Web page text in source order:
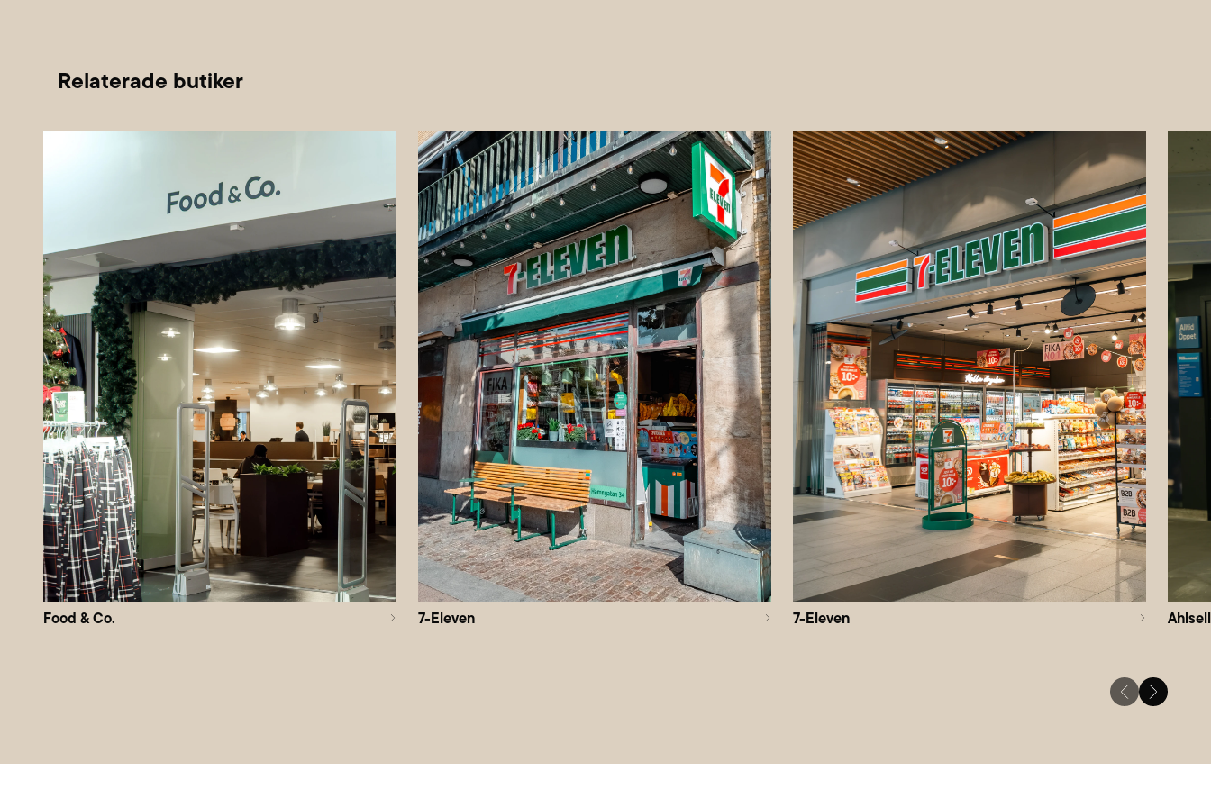
Relaterade butiker
Food & Co. 7-Eleven 7-Eleven Ahlsell